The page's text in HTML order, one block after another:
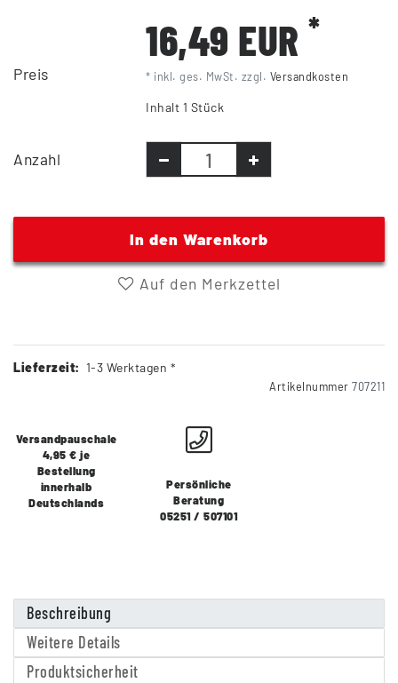
Preis
16,49 EUR*
* inkl. ges. MwSt. zzgl. Versandkosten
Inhalt 1 Stück
Anzahl
In den Warenkorb
Auf den Merkzettel
Lieferzeit: 1-3 Werktagen *
Artikelnummer 707211
Versandpauschale
4,95 € je
Bestellung
innerhalb
Deutschlands
Persönliche
Beratung
05251 / 507101
Beschreibung
Weitere Details
Produktsicherheit